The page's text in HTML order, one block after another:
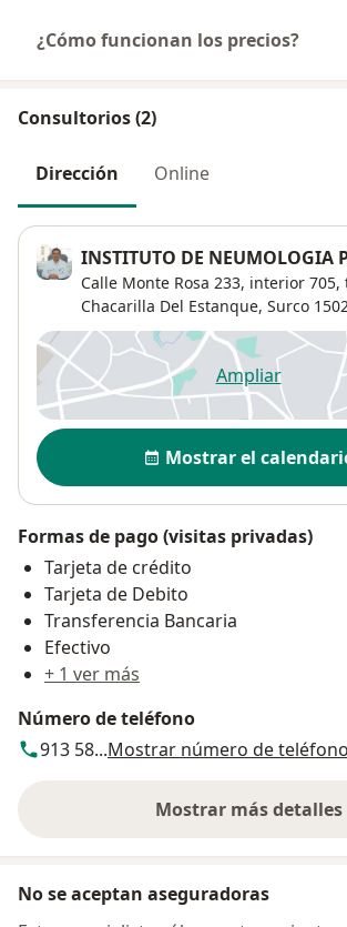
¿Cómo funcionan los precios?
Consultorios (2)
Dirección Online
INSTITUTO DE NEUMOLOGIA
Calle Monte Rosa 233, interior 705,
Chacarilla Del Estanque, Surco
Ampliarse abre en
Disponibilidad
Mostrar el
Formas de pago (visitas privadas)
Tarjeta de crédito
Tarjeta de Debito
Transferencia Bancaria
Efectivo
+ 1 ver más
Número de teléfono
913 58...Mostrar número de teléfono
Mostrar más detalles
sobre la
No se aceptan aseguradoras